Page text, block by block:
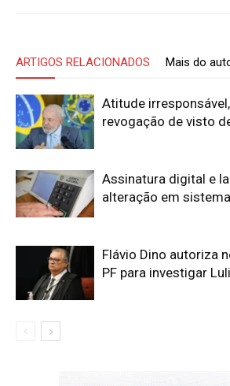
ARTIGOS RELACIONADOS Mais do
Atitude
revogação de visto
Assinatura digital e
alteração em
Flávio Dino autoriza
PF para investigar